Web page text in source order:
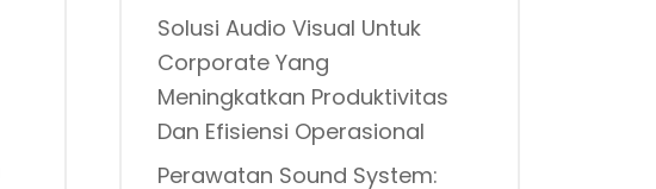
Solusi Audio Visual Untuk
Corporate Yang
Meningkatkan Produktivitas
Dan Efisiensi Operasional
Perawatan Sound System: